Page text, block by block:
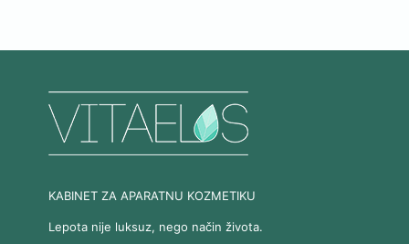
KABINET ZA APARATNU KOZMETIKU
Lepota nije luksuz, nego način života.